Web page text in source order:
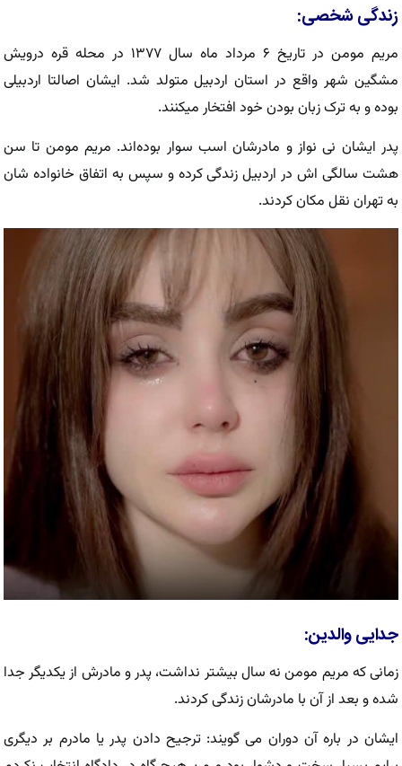
زندگی شخصی:
مریم مومن در تاریخ ۶ مرداد ماه سال ۱۳۷۷ در محله قره‌ درویش
مشگین شهر واقع در استان اردبیل متولد شد. ایشان اصالتا اردبیلی
بوده و به ترک زبان بودن خود افتخار میکنند.
پدر ایشان نی نواز و مادرشان اسب سوار بوده‌اند. مریم مومن تا سن
هشت سالگی اش در اردبیل زندگی کرده و سپس به اتفاق خانواده شان
به تهران نقل مکان کردند.
جدایی والدین:
زمانی که مریم مومن نه سال بیشتر نداشت، پدر و مادرش از یکدیگر جدا
شده و بعد از آن با مادرشان زندگی کردند.
ایشان در باره آن دوران می گویند: ترجیح دادن پدر یا مادرم بر دیگری